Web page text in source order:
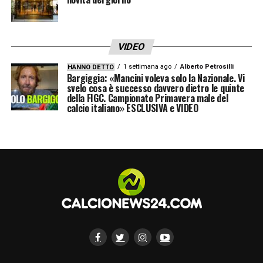
VIDEO
HANNO DETTO 1 settimana ago Alberto Petrosilli
Bargiggia: «Mancini voleva solo la Nazionale. Vi
svelo cosa è successo davvero dietro le quinte
della FIGC. Campionato Primavera male del
calcio italiano» ESCLUSIVA e VIDEO